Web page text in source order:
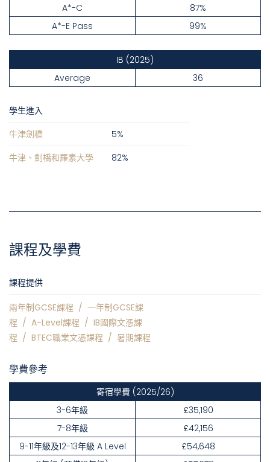
A*-C
87%
A*-E Pass
99%
IB (2025)
Average
36
學生進入
牛津劍橋
5%
牛津、劍橋和羅素大學
82%
課程及學費
課程提供
兩年制GCSE課程 / 一年制GCSE課
程 / A-Level課程 / IB國際文憑課
程 / BTEC職業文憑課程 / 暑期課程
學費參考
寄宿學費 (2025/26)
3-6年級
£35,190
7-8年級
£42,156
9-11年級及12-13年級 A Level
£54,648